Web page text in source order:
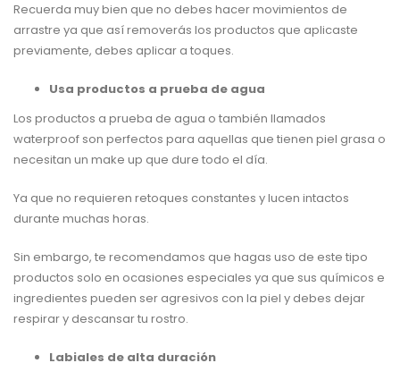
Recuerda muy bien que no debes hacer movimientos de
arrastre ya que así removerás los productos que aplicaste
previamente, debes aplicar a toques.
Usa productos a prueba de agua
Los productos a prueba de agua o también llamados
waterproof son perfectos para aquellas que tienen piel grasa o
necesitan un make up que dure todo el día.
Ya que no requieren retoques constantes y lucen intactos
durante muchas horas.
Sin embargo, te recomendamos que hagas uso de este tipo
productos solo en ocasiones especiales ya que sus químicos e
ingredientes pueden ser agresivos con la piel y debes dejar
respirar y descansar tu rostro.
Labiales de alta duración